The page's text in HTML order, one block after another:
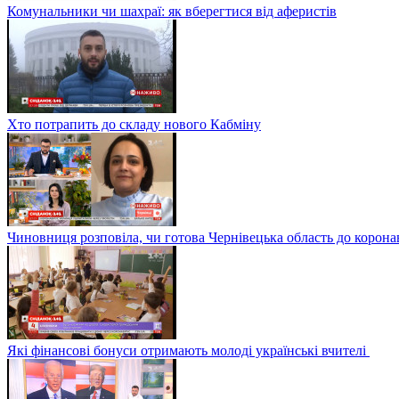
Комунальники чи шахраї: як вберегтися від аферистів
Хто потрапить до складу нового Кабміну
Чиновниця розповіла, чи готова Чернівецька область до
Які фінансові бонуси отримають молоді українські вчителі